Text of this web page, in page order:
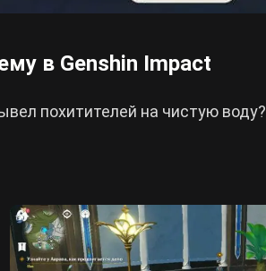
в Genshin Impact
похитителей на чистую воду?